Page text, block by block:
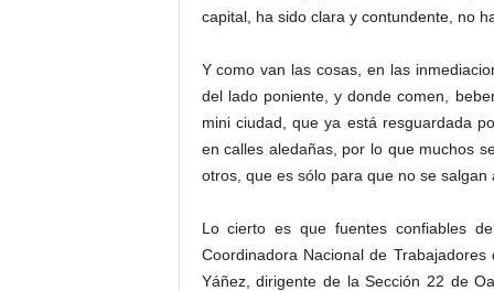
capital, ha sido clara y contundente, no
Y como van las cosas, en las
del lado poniente, y donde comen,
mini ciudad, que ya está resguardada
en calles aledañas, por lo que muchos
otros, que es sólo para que no se
Lo cierto es que fuentes confiables
Coordinadora Nacional de
Yáñez, dirigente de la Sección 22 de